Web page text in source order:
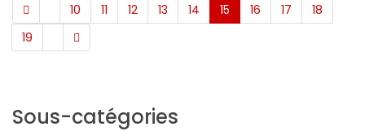
10 11 12 13 14 15 16 17
18
19
Sous-catégories